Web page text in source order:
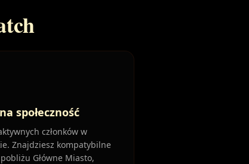
społeczność
członków w
Znajdziesz kompatybilne
Główne Miasto,